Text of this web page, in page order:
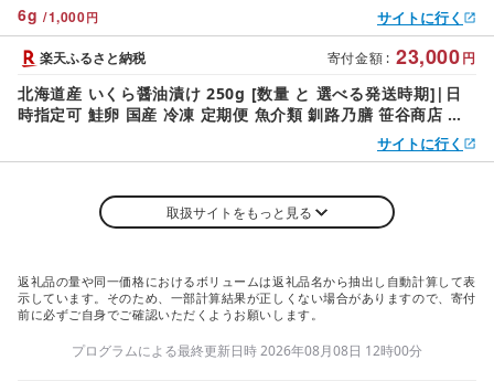
6g /1,000円 サイトに行く
寄付金額 : 23,000円
楽天ふるさと納税
北海道産 いくら醤油漬け 250g [数量 と 選べる発送時期]|日
時指定可 鮭卵 国産 冷凍 定期便 魚介類 釧路乃膳 笹谷商店 釧
之助本店 発送 すぐ届く 釧路町 釧路超 特産品 br01 br04
サイトに行く
取扱サイトをもっと見る
返礼品の量や同一価格におけるボリュームは返礼品名から抽出し自動計算して表
示しています。そのため、一部計算結果が正しくない場合がありますので、寄付
前に必ずご自身でご確認いただくようお願いします。
プログラムによる最終更新日時 2026年08月08日 12時00分